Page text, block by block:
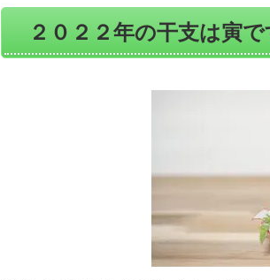
２０２２年の干支は寅